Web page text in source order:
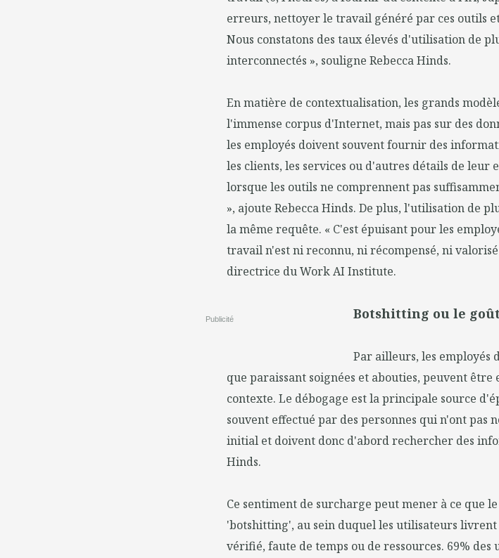
erreurs, nettoyer le travail généré par ces outils
Nous constatons des taux élevés d'utilisation de
interconnectés », souligne Rebecca Hinds.
En matière de contextualisation, les grands
l'immense corpus d'Internet, mais pas sur des
les employés doivent souvent fournir des
les clients, les services ou d'autres détails de leur
lorsque les outils ne comprennent pas
», ajoute Rebecca Hinds. De plus, l'utilisation de
la même requête. « C'est épuisant pour les
travail n'est ni reconnu, ni récompensé, ni
directrice du Work AI Institute.
Publicité Botshitting ou le
Par ailleurs, les employés
que paraissant soignées et abouties, peuvent
contexte. Le débogage est la principale source
souvent effectué par des personnes qui n'ont pas
initial et doivent donc d'abord rechercher des
Hinds.
Ce sentiment de surcharge peut mener à ce que
'botshitting', au sein duquel les utilisateurs
vérifié, faute de temps ou de ressources. 69%